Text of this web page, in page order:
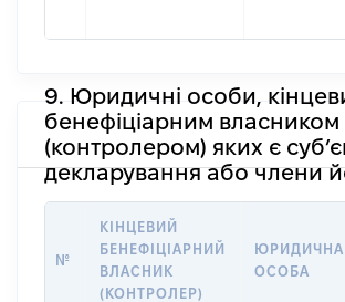
9. Юридичні особи,
бенефіціарним власником
(контролером) яких є
декларування або члени
№
КІНЦЕВИЙ
БЕНЕФІЦІАРНИЙ
ВЛАСНИК
(КОНТРОЛЕР)
ЮРИДИЧНА
ОСОБА